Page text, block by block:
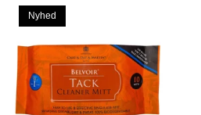
Nyhed